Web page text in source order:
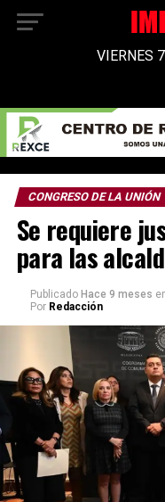
VIERNES
CONGRESO DE LA UNIÓN
Se requiere
para las
Publicado Hace 9 meses
Por Redacción